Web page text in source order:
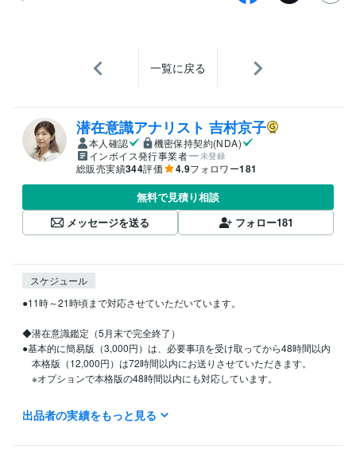
一覧に戻る
潜在意識アナリスト 吉村京子
本人確認
機密保持契約(NDA)
インボイス発行事業者
未登録
総販売実績344評価 4.9フォロワー181
無料で見積り相談
メッセージを送る
フォロー181
スケジュール
●11時～21時頃まで対応させていただいています。
◆潜在意識鑑定（5月末で完全終了）
●基本的に簡易版（3,000円）は、必要事項を受け取ってから48時間以内
本格版（12,000円）は72時間以内にお送りさせていただきます。
※オプションで本格版の48時間以内にも対応しています。
◆ヒーリング　2025/12/25受付終了しました。
女性雑誌『and GIRL』のスピリチュアル特集に掲載 癒やしのWEBサ
出品者の実績をもっと見る